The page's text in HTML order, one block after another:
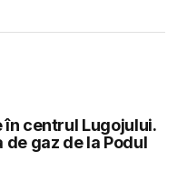
centrul Lugojului.
gaz de la Podul